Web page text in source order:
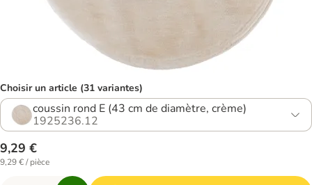
Choisir un article (31 variantes)
coussin rond E (43 cm de diamètre, crème)
1925236.12
9,29 €
9,29 € / pièce